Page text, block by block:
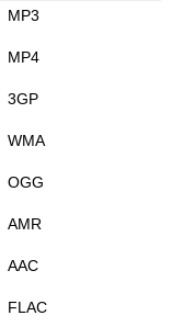
MP3
MP4
3GP
WMA
OGG
AMR
AAC
FLAC